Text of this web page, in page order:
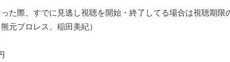
た際、すでに見逃し視聴を開始・終了してる場合は視聴期限
元プロレス、稲田美紀）